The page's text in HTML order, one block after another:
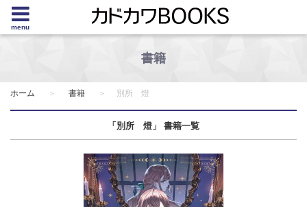
menu
書籍
ホーム 書籍 別所 燈
「別所 燈」 書籍一覧